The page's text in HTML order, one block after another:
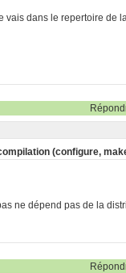
vais dans le repertoire de
(configure,
ne dépend pas de la